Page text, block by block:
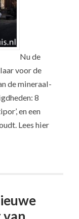
Nu de
voor de
de mineraal-
8
en een
Lees hier